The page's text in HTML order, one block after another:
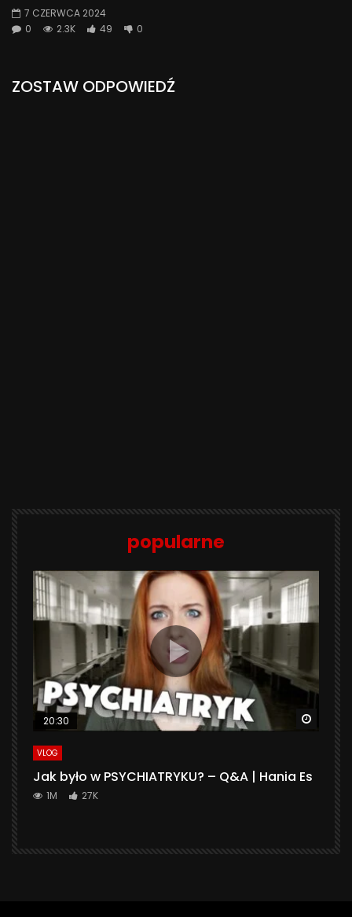
7 CZERWCA 2024
0
2.3K 49 0
ZOSTAW ODPOWIEDŹ
popularne
20:30
VLOG
Jak było w PSYCHIATRYKU? – Q&A | Hania Es
1M 27K